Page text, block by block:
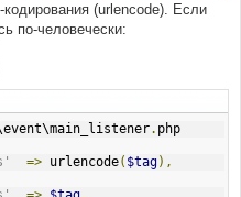
кодирования (urlencode). Если
по-человечески:
. php
=> urlencode( $tag),